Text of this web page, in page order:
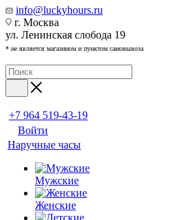
info@luckyhours.ru
г. Москва
ул. Ленинская слобода 19
* не является магазином и пунктом самовывоза
+7 964 519-43-19
Войти
Наручные часы
Мужские
Женские